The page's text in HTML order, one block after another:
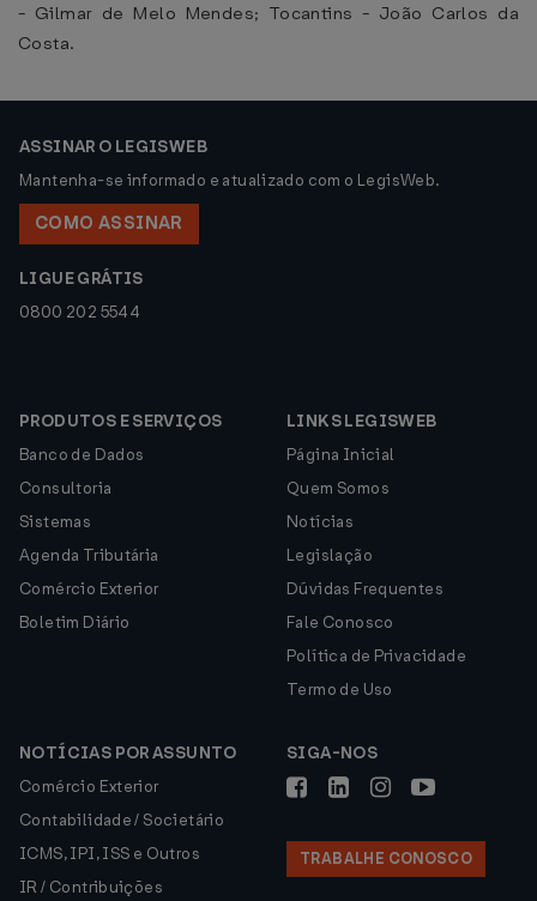
- Gilmar de Melo Mendes; Tocantins - João Carlos da
Costa.
ASSINAR O LEGISWEB
Mantenha-se informado e atualizado com o LegisWeb.
COMO ASSINAR
LIGUE GRÁTIS
0800 202 5544
PRODUTOS E SERVIÇOS
Banco de Dados
Consultoria
Sistemas
Agenda Tributária
Comércio Exterior
Boletim Diário
LINKS LEGISWEB
Página Inicial
Quem Somos
Notícias
Legislação
Dúvidas Frequentes
Fale Conosco
Política de Privacidade
Termo de Uso
NOTÍCIAS POR ASSUNTO
Comércio Exterior
Contabilidade / Societário
ICMS, IPI, ISS e Outros
IR / Contribuições
SIGA-NOS
TRABALHE CONOSCO